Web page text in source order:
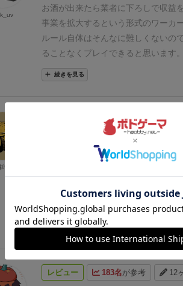
酒蔵の特性とマッチしていたため運
ければ材料カードの運も絡んでくる
保持する熟成で強みを発揮する熟成
4年で熟成酒を熟成するプレイもして
のを楽しみに待ちたい。
お酒が出来たら業者に下ろしで収益
事業を拡大するという形式のワーカ
ルール自体はそんなに難しくないの
ることなくプレイできると思います
たことは、「酒蔵の運営も大変だ」
を造って売ればいいという物ではな
いんだけどなー」などと思いつつ会
ジレンマを感じられます(笑)。
あと
強いです。なんとか余裕を作り出し
クラウドファンディング特典と
酒がついてきたので、後日ゲーム
るありがたみを感じようと思います(
続きを見る
366名が参考
秋から始まり、冬、春、夏のフェ
えた時のVPで順位が決まります。1
ズが秋、冬、春と続くので、次どう
きずに出番を待てます。ワーカー配
ナーの定員がかなり緩いので置きそ
米納品 冬→各プレイヤーの酒樽に配置
ー小→従業員ワーカー大→社長、優
の前の順に入り込める。なお、ワー
みんな帰ってきます。夏には従業員(
ます。借金も可能ですが10金を12金
続きを見る
汁
レビュー 183名が参考 12